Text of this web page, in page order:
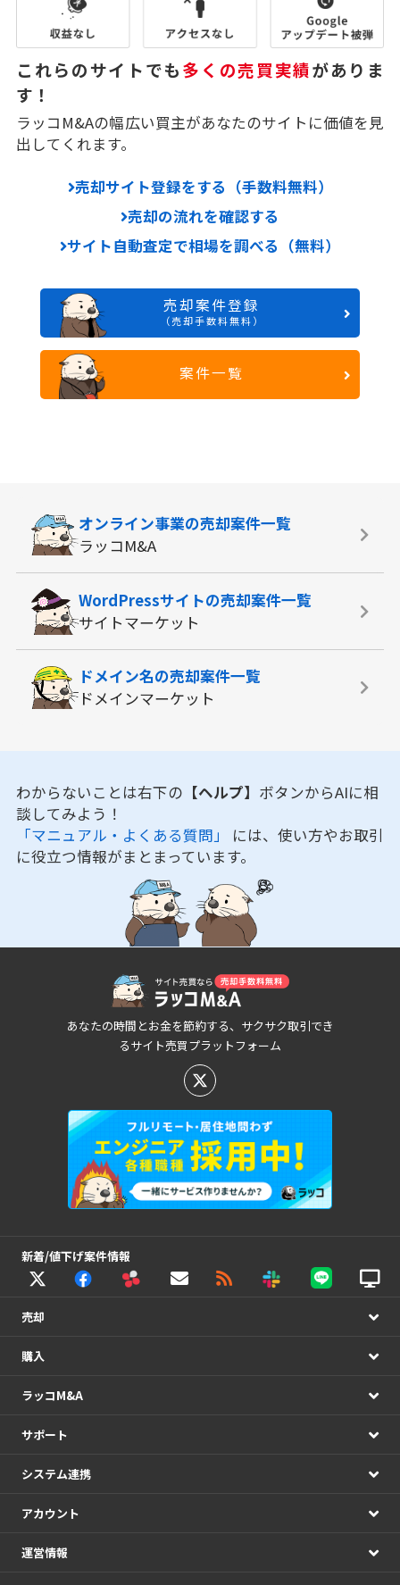
これらのサイトでも多くの売買実績がありま
す！
ラッコM&Aの幅広い買主があなたのサイトに価値を見
出してくれます。
売却サイト登録をする（手数料無料）
売却の流れを確認する
サイト自動査定で相場を調べる（無料）
売却案件登録
（売却手数料無料）
案件一覧
オンライン事業の売却案件一覧
ラッコM&A
WordPressサイトの売却案件一覧
サイトマーケット
ドメイン名の売却案件一覧
ドメインマーケット
わからないことは右下の 【ヘルプ】 ボタンからAIに相
談してみよう！
「マニュアル・よくある質問」 には、使い方やお取引
に役立つ情報がまとまっています。
あなたの時間とお金を節約する、サクサク取引でき
るサイト売買プラットフォーム
新着/値下げ案件情報
売却
購入
ラッコM&A
サポート
システム連携
アカウント
運営情報